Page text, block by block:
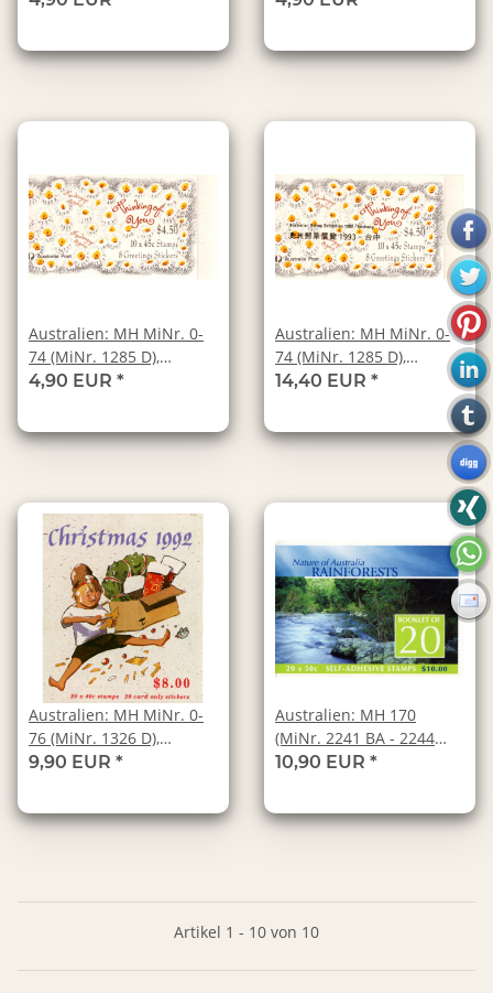
Australien: MH MiNr. 0-
74 (MiNr. 1285 D),
02.01.1992, "Grußmarke
4,90 EUR *
Australien: MH MiNr. 0-
74 (MiNr. 1285 D),
02.01.1992, "Grußmarke -
14,40 EUR *
Australien: MH MiNr. 0-
76 (MiNr. 1326 D),
30.10.1992,
9,90 EUR *
Australien: MH 170
(MiNr. 2241 BA - 2244
BA), 08.07.2003, "Fauna
Regenwaldes", postfrisch
10,90 EUR *
Artikel 1 - 10 von 10